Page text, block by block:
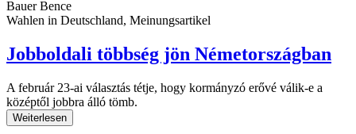
Bauer Bence
Wahlen in Deutschland, Meinungsartikel
Jobboldali többség jön Németországban
A február 23-ai választás tétje, hogy kormányzó erővé válik-e a
középtől jobbra álló tömb.
Weiterlesen